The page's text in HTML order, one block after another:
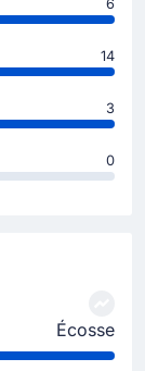
un avantage
en faveur
décisive.
6
14
3
0
Écosse